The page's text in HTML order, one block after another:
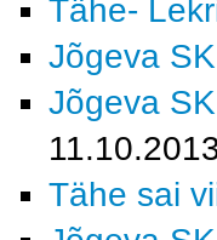
Tähe-
Jõgeva
Jõgeva
Tähe sai